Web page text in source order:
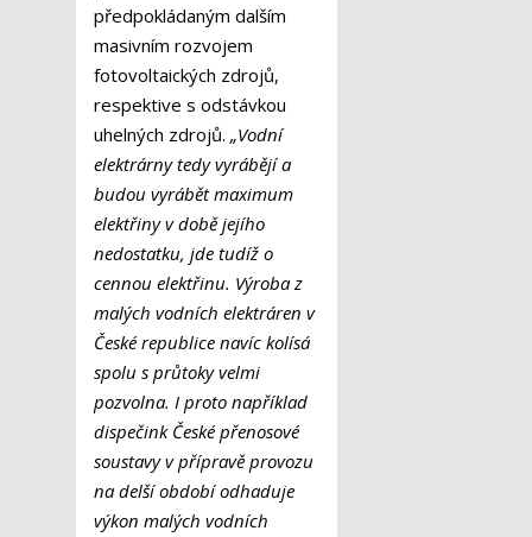
předpokládaným dalším
masivním rozvojem
fotovoltaických zdrojů,
respektive s odstávkou
uhelných zdrojů. „Vodní
elektrárny tedy vyrábějí a
budou vyrábět maximum
elektřiny v době jejího
nedostatku, jde tudíž o
cennou elektřinu. Výroba z
malých vodních elektráren v
České republice navíc kolísá
spolu s průtoky velmi
pozvolna. I proto například
dispečink České přenosové
soustavy v přípravě provozu
na delší období odhaduje
výkon malých vodních